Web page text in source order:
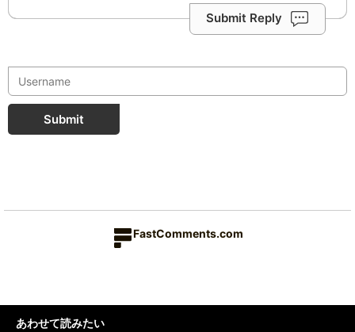
Submit Reply
Submit
FastComments.com
あわせて読みたい